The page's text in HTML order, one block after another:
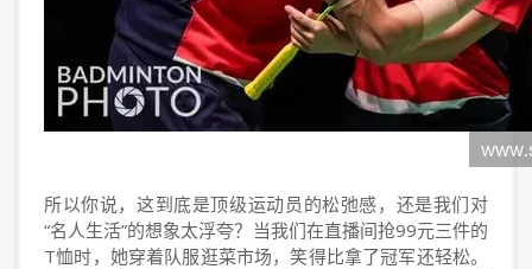
所以你说，这到底是顶级运动员的松弛感，还是我们对
“名人生活”的想象太浮夸？当我们在直播间抢99元三件的
T恤时，她穿着队服逛菜市场，笑得比拿了冠军还轻松。